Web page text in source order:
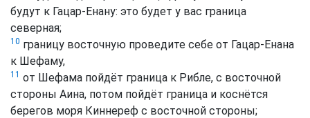
будут к Гацар-Енану: это будет у вас граница
северная;
10 границу восточную проведите себе от Гацар-Енана
к Шефаму,
11 от Шефама пойдёт граница к Рибле, с восточной
стороны Аина, потом пойдёт граница и коснётся
берегов моря Киннереф с восточной стороны;